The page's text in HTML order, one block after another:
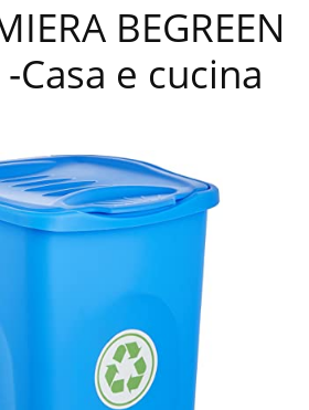
BEGREEN
-Casa e cucina